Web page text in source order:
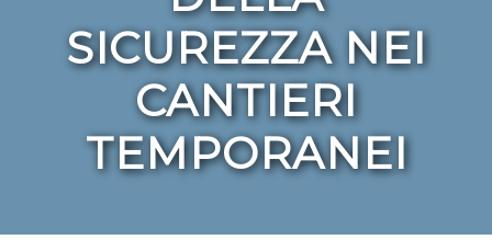
SICUREZZA NEI
CANTIERI
TEMPORANEI